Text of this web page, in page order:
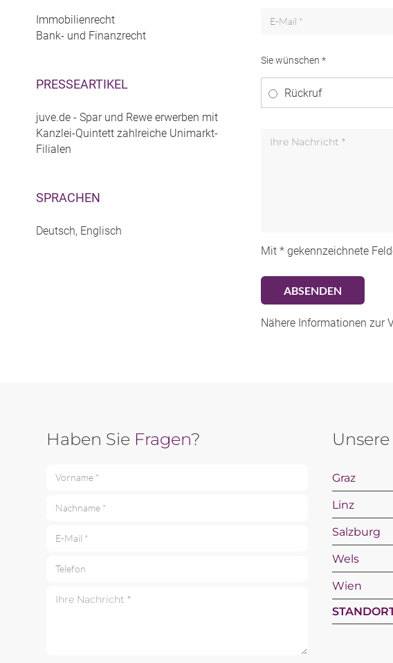
Immobilienrecht
Bank- und Finanzrecht
PRESSEARTIKEL
juve.de - Spar und Rewe erwerben mit
Kanzlei-Quintett zahlreiche Unimarkt-
Filialen
SPRACHEN
Deutsch, Englisch
Sie wünschen *
Rückruf
Mit * gekennzeichnete
Nähere Informationen zur
Haben Sie Fragen?
Vorname *
Nachname *
E-Mail *
Telefon
Unsere
Graz
Linz
Salzburg
Wels
Wien